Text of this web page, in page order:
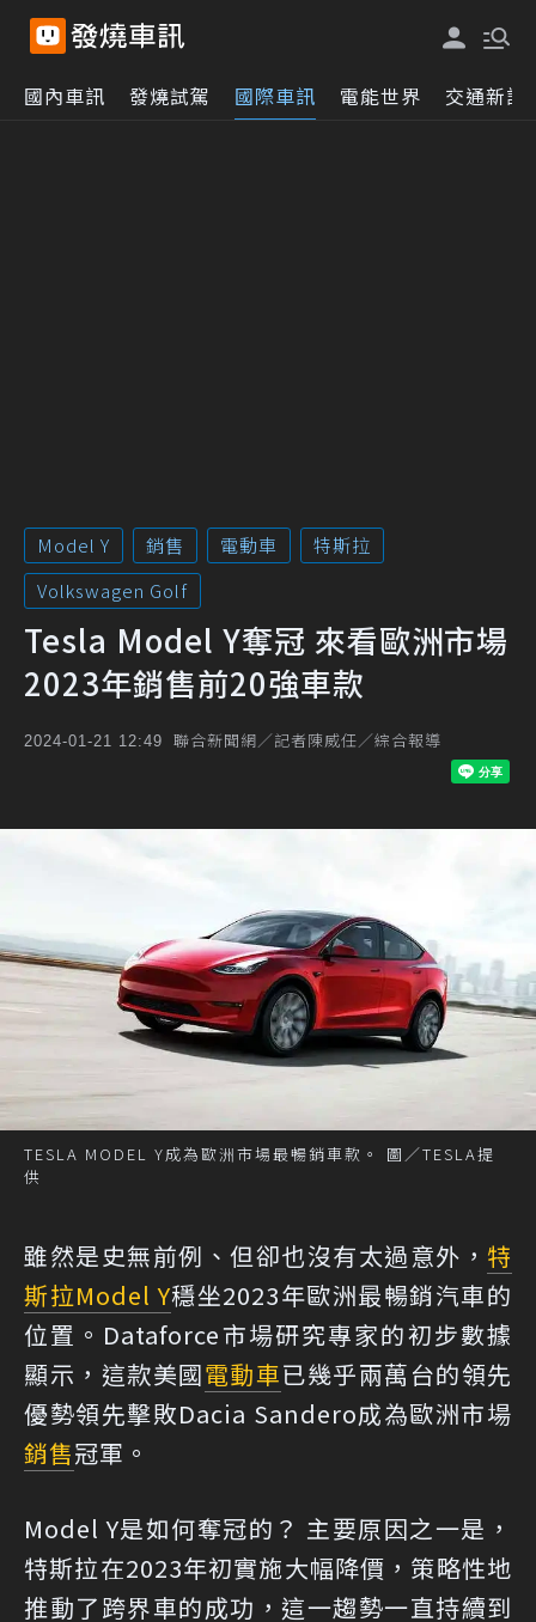
國內車訊 發燒試駕 國際車訊 電能世界 交通新訊
Model Y 銷售 電動車
特斯拉
Volkswagen Golf
Tesla Model Y奪冠 來看歐洲市場
2023年銷售前20強車款
2024-01-21 12:49 聯合新聞網／記者陳威任／綜合報導
TESLA MODEL Y成為歐洲市場最暢銷車款。 圖／TESLA提
供
雖然是史無前例、但卻也沒有太過意外， 特
斯拉Model Y穩坐2023年歐洲最暢銷汽車的
位置。Dataforce市場研究專家的初步數據
顯示，這款美國電動車已幾乎兩萬台的領先
優勢領先擊敗Dacia Sandero成為歐洲市場
銷售冠軍。
Model Y是如何奪冠的？ 主要原因之一是，
特斯拉在2023年初實施大幅降價，策略性地
推動了跨界車的成功，這一趨勢一直持續到